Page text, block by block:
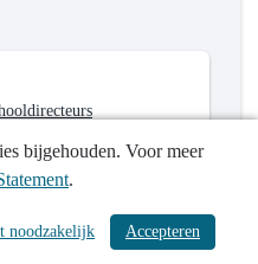
/ 546
bijgehouden. Voor meer
.
Accepteren
noodzakelijk